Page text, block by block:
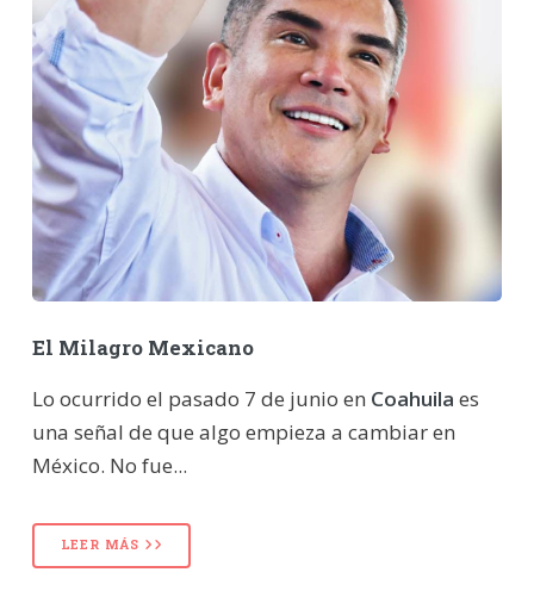
El Milagro Mexicano
Lo ocurrido el pasado 7 de junio en Coahuila es
una señal de que algo empieza a cambiar en
México. No fue...
LEER MÁS